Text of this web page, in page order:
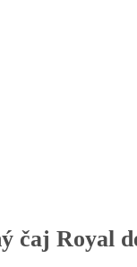
čaj Royal